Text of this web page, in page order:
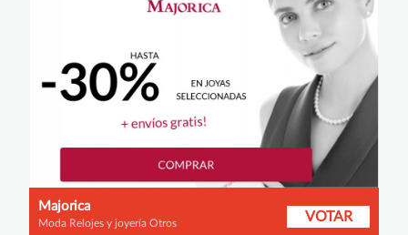
Majorica
Moda Relojes y joyería Otros VOTAR